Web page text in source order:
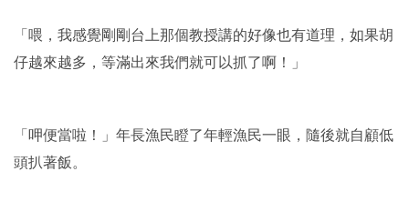
「喂，我感覺剛剛台上那個教授講的好像也有道理，如果胡
仔越來越多，等滿出來我們就可以抓了啊！」
「呷便當啦！」年長漁民瞪了年輕漁民一眼，隨後就自顧低
頭扒著飯。